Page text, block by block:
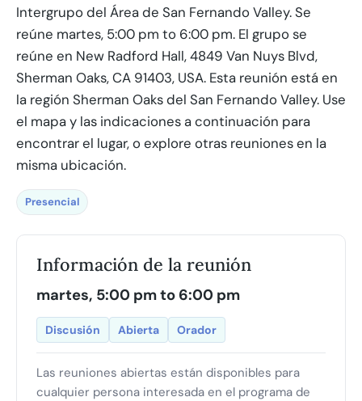
Intergrupo del Área de San Fernando Valley. Se
reúne martes, 5:00 pm to 6:00 pm. El grupo se
reúne en New Radford Hall, 4849 Van Nuys Blvd,
Sherman Oaks, CA 91403, USA. Esta reunión está en
la región Sherman Oaks del San Fernando Valley. Use
el mapa y las indicaciones a continuación para
encontrar el lugar, o explore otras reuniones en la
misma ubicación.
Presencial
Información de la reunión
martes, 5:00 pm to 6:00 pm
Discusión Abierta Orador
Las reuniones abiertas están disponibles para
cualquier persona interesada en el programa de